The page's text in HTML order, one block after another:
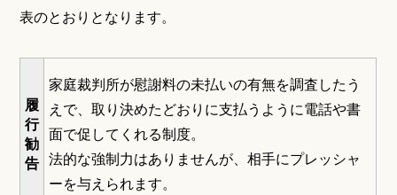
表のとおりとなります。
履
行
勧
告
家庭裁判所が慰謝料の未払いの有無を調査したう
えで、取り決めたどおりに支払うように電話や書
面で促してくれる制度。
法的な強制力はありませんが、相手にプレッシャ
ーを与えられます。